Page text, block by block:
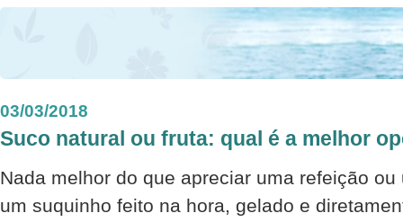
03/03/2018
Suco natural ou fruta: qual é a melhor
Nada melhor do que apreciar uma refeição
um suquinho feito na hora, gelado e